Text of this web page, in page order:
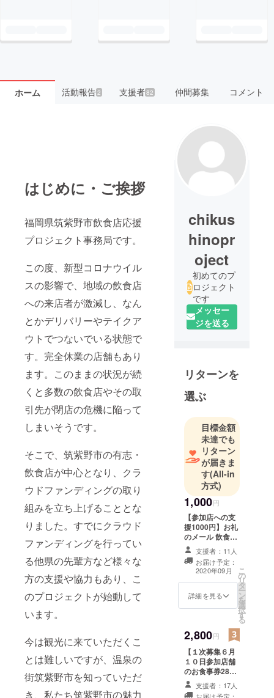
ホーム 活動報告2 支援者82 仲間募集 コメント
はじめに・ご挨拶
福岡県筑紫野市飲食店応援
プロジェクト事務局です。
この度、新型コロナウイル
スの影響で、地域の飲食店
への来店者が激減し、なん
とかデリバリーやテイクア
ウトでつないでいる状態で
す。完全休業の店舗もあり
ます。このままの状況が続
くと多数の飲食店やその取
引先が閉店の危機に陥って
しまいそうです。
そこで、筑紫野市の有志・
飲食店が中心となり、クラ
ウドファンディングの取り
組みを立ち上げることとな
りました。すでにクラウド
ファンディングを行ってい
る他県の先輩方など様々な
方の支援や協力もあり、こ
のプロジェクトが始動して
います。
今は観光に来ていただくこ
とは難しいですが、温泉の
街筑紫野市を知っていただ
き、私たち筑紫野市の魅力
chikus
hinopr
oject
初めてのプ
ロジェクト
です
メッセー
ジを送る
リターンを
選ぶ
目標金額
未達でも
リターン
が届きま
す(All-in
方式)
1,000円
【参加店への支
援1000円】お礼
のメール 飲食店
の衛生補助など
純粋に支援のみ
して下さる方は
こちらをお願い
します。 ※ 上乗
せ支援いただい
た金額は 参加店
だきます
支援者：11人
お届け予定：
2020年09月
詳細を見る
こ
の
リ
タ
ー
ン
を
選
択
す
る
2,800円
【１次募集６月
１０日参加店舗
のお食事券2800
円】 筑紫野市飲
食店応援お食事
支援者：17人